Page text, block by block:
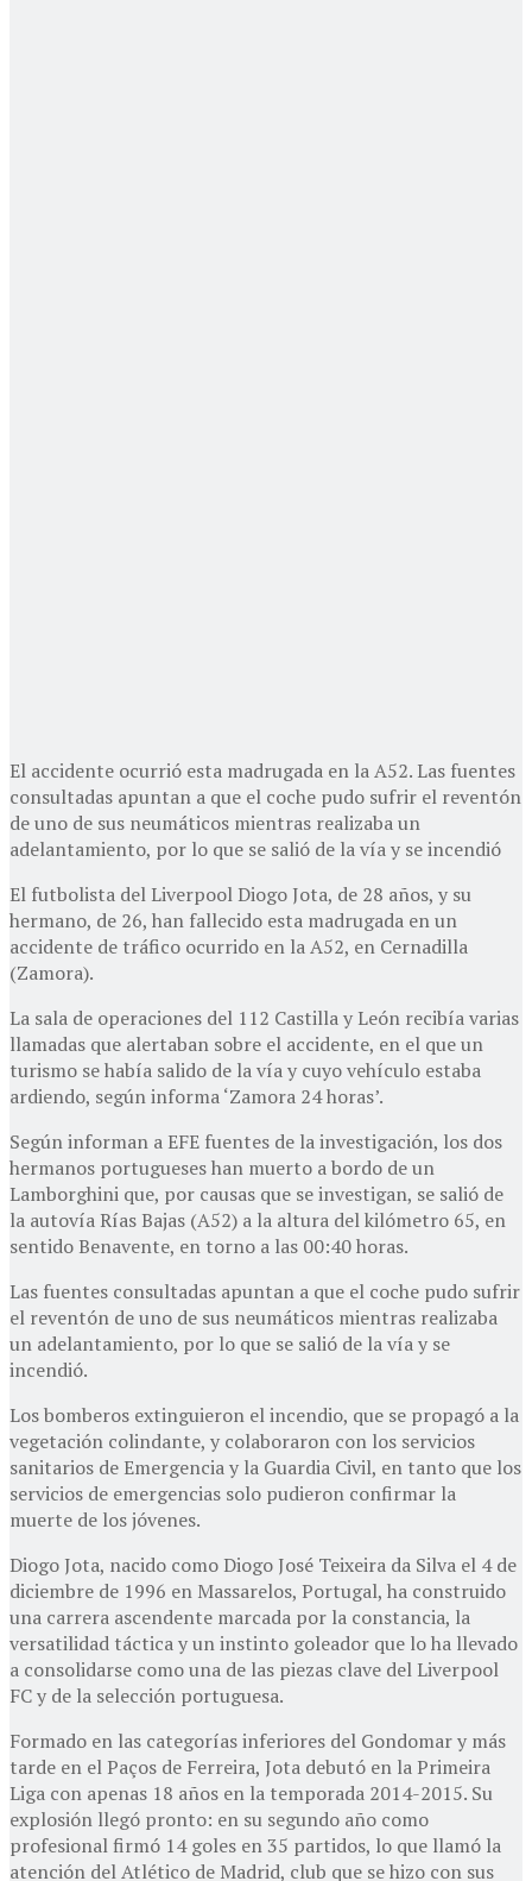
El accidente ocurrió esta madrugada en la A52. Las fuentes
consultadas apuntan a que el coche pudo sufrir el reventón
de uno de sus neumáticos mientras realizaba un
adelantamiento, por lo que se salió de la vía y se incendió
El futbolista del Liverpool Diogo Jota, de 28 años, y su
hermano, de 26, han fallecido esta madrugada en un
accidente de tráfico ocurrido en la A52, en Cernadilla
(Zamora).
La sala de operaciones del 112 Castilla y León recibía varias
llamadas que alertaban sobre el accidente, en el que un
turismo se había salido de la vía y cuyo vehículo estaba
ardiendo, según informa ‘Zamora 24 horas’.
Según informan a EFE fuentes de la investigación, los dos
hermanos portugueses han muerto a bordo de un
Lamborghini que, por causas que se investigan, se salió de
la autovía Rías Bajas (A52) a la altura del kilómetro 65, en
sentido Benavente, en torno a las 00:40 horas.
Las fuentes consultadas apuntan a que el coche pudo sufrir
el reventón de uno de sus neumáticos mientras realizaba
un adelantamiento, por lo que se salió de la vía y se
incendió.
Los bomberos extinguieron el incendio, que se propagó a la
vegetación colindante, y colaboraron con los servicios
sanitarios de Emergencia y la Guardia Civil, en tanto que los
servicios de emergencias solo pudieron confirmar la
muerte de los jóvenes.
Diogo Jota, nacido como Diogo José Teixeira da Silva el 4 de
diciembre de 1996 en Massarelos, Portugal, ha construido
una carrera ascendente marcada por la constancia, la
versatilidad táctica y un instinto goleador que lo ha llevado
a consolidarse como una de las piezas clave del Liverpool
FC y de la selección portuguesa.
Formado en las categorías inferiores del Gondomar y más
tarde en el Paços de Ferreira, Jota debutó en la Primeira
Liga con apenas 18 años en la temporada 2014-2015. Su
explosión llegó pronto: en su segundo año como
profesional firmó 14 goles en 35 partidos, lo que llamó la
atención del Atlético de Madrid, club que se hizo con sus